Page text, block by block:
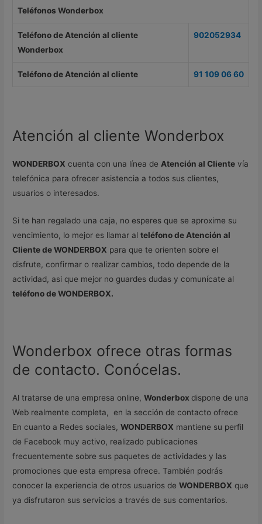
Teléfonos Wonderbox
Teléfono de Atención al cliente
Wonderbox
902052934
Teléfono de Atención al cliente 91 109 06 60
Atención al cliente Wonderbox
WONDERBOX cuenta con una línea de Atención al Cliente vía
telefónica para ofrecer asistencia a todos sus clientes,
usuarios o interesados.
Si te han regalado una caja, no esperes que se aproxime su
vencimiento, lo mejor es llamar alteléfono de Atención al
Cliente de WONDERBOX para que te orienten sobre el
disfrute, confirmar o realizar cambios, todo depende de la
actividad, asi que mejor no guardes dudas y comunícate al
teléfono de WONDERBOX.
Wonderbox ofrece otras formas
de contacto. Conócelas.
Al tratarse de una empresa online,Wonderboxdispone de una
Web realmente completa, en la sección de contacto ofrece
En cuanto a Redes sociales,WONDERBOX mantiene su perfil
de Facebook muy activo, realizado publicaciones
frecuentemente sobre sus paquetes de actividades y las
promociones que esta empresa ofrece. También podrás
conocer la experiencia de otros usuarios deWONDERBOX que
ya disfrutaron sus servicios a través de sus comentarios.